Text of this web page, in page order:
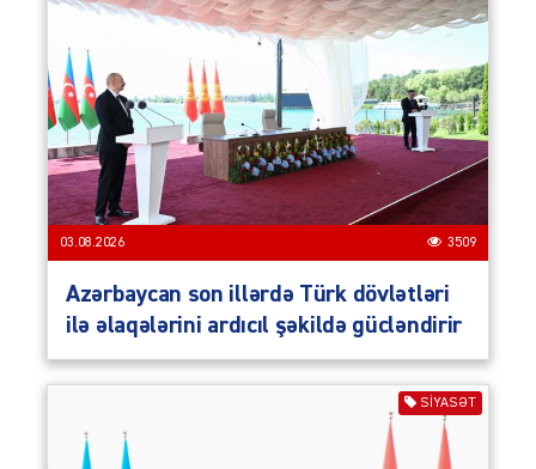
03.08.2026 3509
Azərbaycan son illərdə Türk dövlətləri
ilə əlaqələrini ardıcıl şəkildə gücləndirir
SIYASƏT